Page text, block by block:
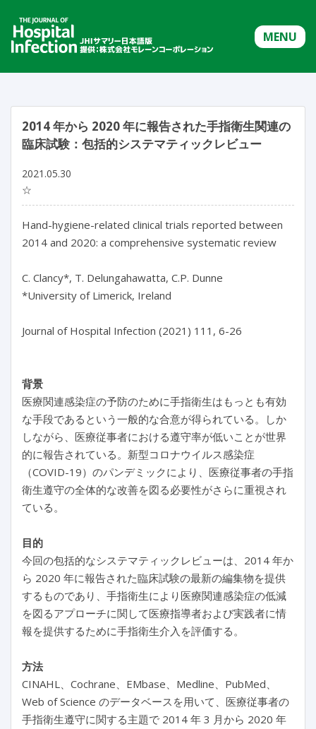
MENU
2014 年から 2020 年に報告された手指衛生関連の
臨床試験：包括的システマティックレビュー
2021.05.30
☆
Hand-hygiene-related clinical trials reported between
2014 and 2020: a comprehensive systematic review
C. Clancy*, T. Delungahawatta, C.P. Dunne
*University of Limerick, Ireland
Journal of Hospital Infection (2021) 111, 6-26
背景
医療関連感染症の予防のために手指衛生はもっとも有効
な手段であるという一般的な合意が得られている。しか
しながら、医療従事者における遵守率が低いことが世界
的に報告されている。新型コロナウイルス感染症
（COVID-19）のパンデミックにより、医療従事者の手指
衛生遵守の全体的な改善を図る必要性がさらに重視され
ている。
目的
今回の包括的なシステマティックレビューは、2014 年か
ら 2020 年に報告された臨床試験の最新の編集物を提供
するものであり、手指衛生により医療関連感染症の低減
を図るアプローチに関して医療指導者および実践者に情
報を提供するために手指衛生介入を評価する。
方法
CINAHL、Cochrane、EMbase、Medline、PubMed、
Web of Science のデータベースを用いて、医療従事者の
手指衛生遵守に関する主題で 2014 年 3 月から 2020 年